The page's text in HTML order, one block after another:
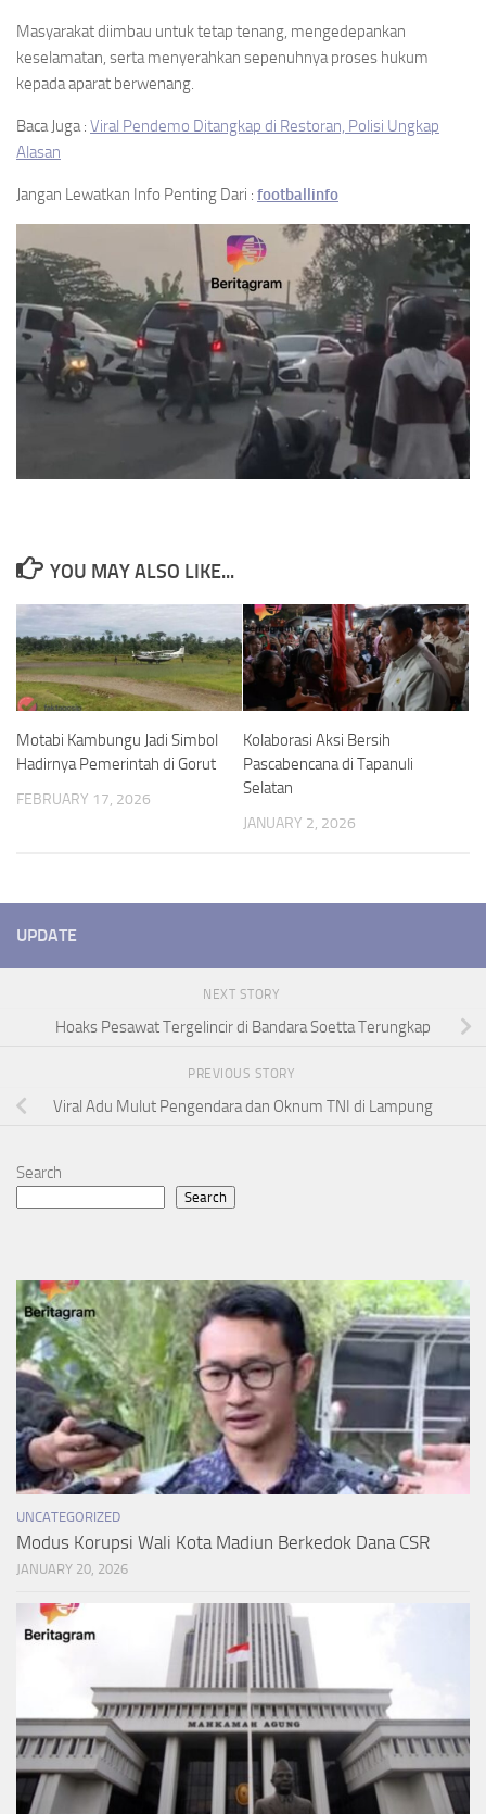
Masyarakat diimbau untuk tetap tenang, mengedepankan
keselamatan, serta menyerahkan sepenuhnya proses hukum
kepada aparat berwenang.
Baca Juga : Viral Pendemo Ditangkap di Restoran, Polisi Ungkap
Alasan
Jangan Lewatkan Info Penting Dari : footballinfo
YOU MAY ALSO LIKE...
Motabi Kambungu Jadi Simbol
Hadirnya Pemerintah di Gorut
FEBRUARY 17, 2026
Kolaborasi Aksi Bersih
Pascabencana di Tapanuli
Selatan
JANUARY 2, 2026
UPDATE
NEXT STORY
Hoaks Pesawat Tergelincir di Bandara Soetta Terungkap
PREVIOUS STORY
Viral Adu Mulut Pengendara dan Oknum TNI di Lampung
Search
Search
UNCATEGORIZED
Modus Korupsi Wali Kota Madiun Berkedok Dana CSR
JANUARY 20, 2026